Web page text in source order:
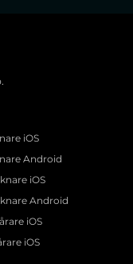
iOS
Android
iOS
Android
iOS
iOS